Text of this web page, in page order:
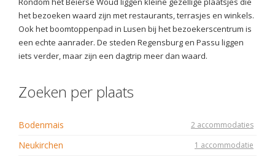
het bezoeken waard zijn met restaurants, terrasjes en winkels.
Ook het boomtoppenpad in Lusen bij het bezoekerscentrum is
een echte aanrader. De steden Regensburg en Passu liggen
iets verder, maar zijn een dagtrip meer dan waard.
Zoeken per plaats
Bodenmais 2 accommodaties
Neukirchen 1 accommodatie